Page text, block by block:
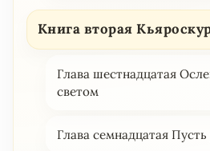
Книга вторая
Глава шестнадцатая
светом
Глава семнадцатая